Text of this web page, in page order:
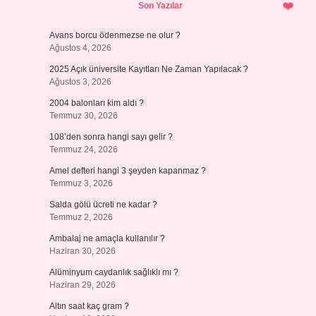
Son Yazılar
Avans borcu ödenmezse ne olur ?
Ağustos 4, 2026
2025 Açık üniversite Kayıtları Ne Zaman Yapılacak ?
Ağustos 3, 2026
2004 balonları kim aldı ?
Temmuz 30, 2026
108’den sonra hangi sayı gelir ?
Temmuz 24, 2026
Amel defteri hangi 3 şeyden kapanmaz ?
Temmuz 3, 2026
Salda gölü ücreti ne kadar ?
Temmuz 2, 2026
Ambalaj ne amaçla kullanılır ?
Haziran 30, 2026
Alüminyum caydanlık sağlıklı mı ?
Haziran 29, 2026
Altın saat kaç gram ?